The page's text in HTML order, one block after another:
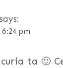
says:
pm
ta 🙂